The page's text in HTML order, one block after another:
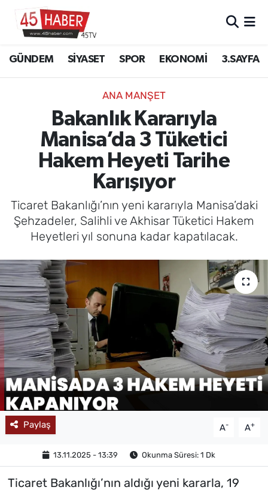
GÜNDEM SİYASET SPOR EKONOMİ 3.SAYFA
ANA MANŞET
Bakanlık Kararıyla
Manisa’da 3 Tüketici
Hakem Heyeti Tarihe
Karışıyor
Ticaret Bakanlığı’nın yeni kararıyla Manisa’daki
Şehzadeler, Salihli ve Akhisar Tüketici Hakem
Heyetleri yıl sonuna kadar kapatılacak.
Paylaş A- A+
13.11.2025 - 13:39 Okunma Süresi: 1 Dk
Ticaret Bakanlığı’nın aldığı yeni kararla, 19
SİYASET
EKONOMİ
3.SAYFA
EĞİTİM
SAĞLIK
YAŞAM
MAGAZİN
Manisa Hava Durumu
Manisa Trafik Yoğunluk Haritası
Süper Lig Puan Durumu ve Fikstür
Tüm Manşetler
Son Dakika Haberleri
Haber Arşivi